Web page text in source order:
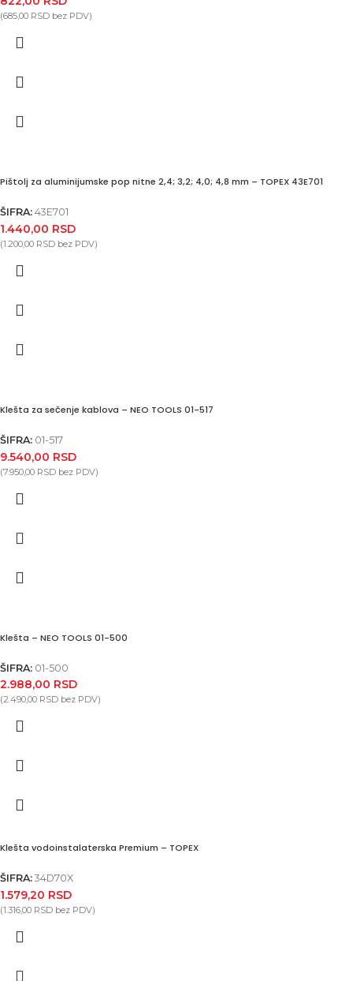
(685,00 RSD bez PDV)
Pištolj za aluminijumske pop nitne 2,4; 3,2; 4,0; 4,8 mm – TOPEX 43E701
ŠIFRA: 43E701
1.440,00 RSD
(1.200,00 RSD bez PDV)
Klešta za sečenje kablova – NEO TOOLS 01-517
ŠIFRA: 01-517
9.540,00 RSD
(7.950,00 RSD bez PDV)
Klešta – NEO TOOLS 01-500
ŠIFRA: 01-500
2.988,00 RSD
(2.490,00 RSD bez PDV)
Klešta vodoinstalaterska Premium – TOPEX
ŠIFRA: 34D70X
1.579,20 RSD
(1.316,00 RSD bez PDV)